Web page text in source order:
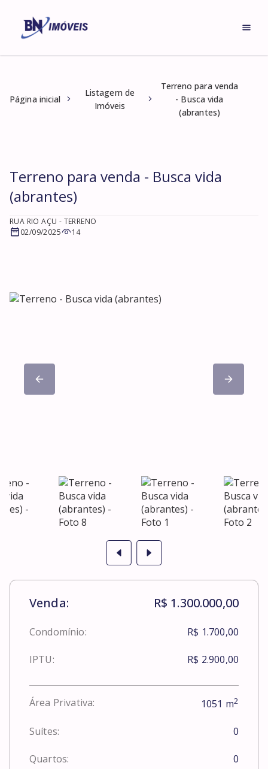
Página inicial
Listagem de
Imóveis
Terreno para venda
- Busca vida
(abrantes)
Terreno para venda - Busca vida
(abrantes)
RUA RIO AÇU - TERRENO
02/09/2025
14
Venda: R$ 1.300.000,00
Condomínio: R$ 1.700,00
IPTU: R$ 2.900,00
Área Privativa: 1051 m2
Suítes: 0
Quartos: 0